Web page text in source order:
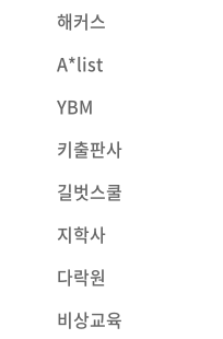
해커스
A*list
YBM
키출판사
길벗스쿨
지학사
다락원
비상교육